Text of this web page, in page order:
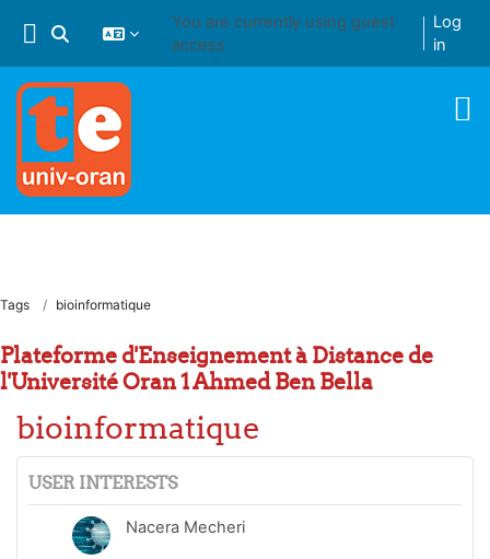
Toggle search input
You are currently using guest
access
Log
in
Tags bioinformatique
Plateforme d'Enseignement à Distance de
l'Université Oran 1 Ahmed Ben Bella
bioinformatique
USER INTERESTS
Nacera Mecheri